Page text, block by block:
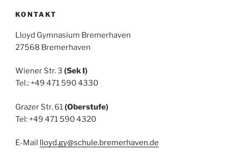
KONTAKT
Lloyd Gymnasium Bremerhaven
27568 Bremerhaven
Wiener Str. 3 (Sek I)
Tel.: +49 471 590 4330
Grazer Str. 61(Oberstufe)
Tel: +49 471 590 4320
E-Mail lloyd.gy@schule.bremerhaven.de